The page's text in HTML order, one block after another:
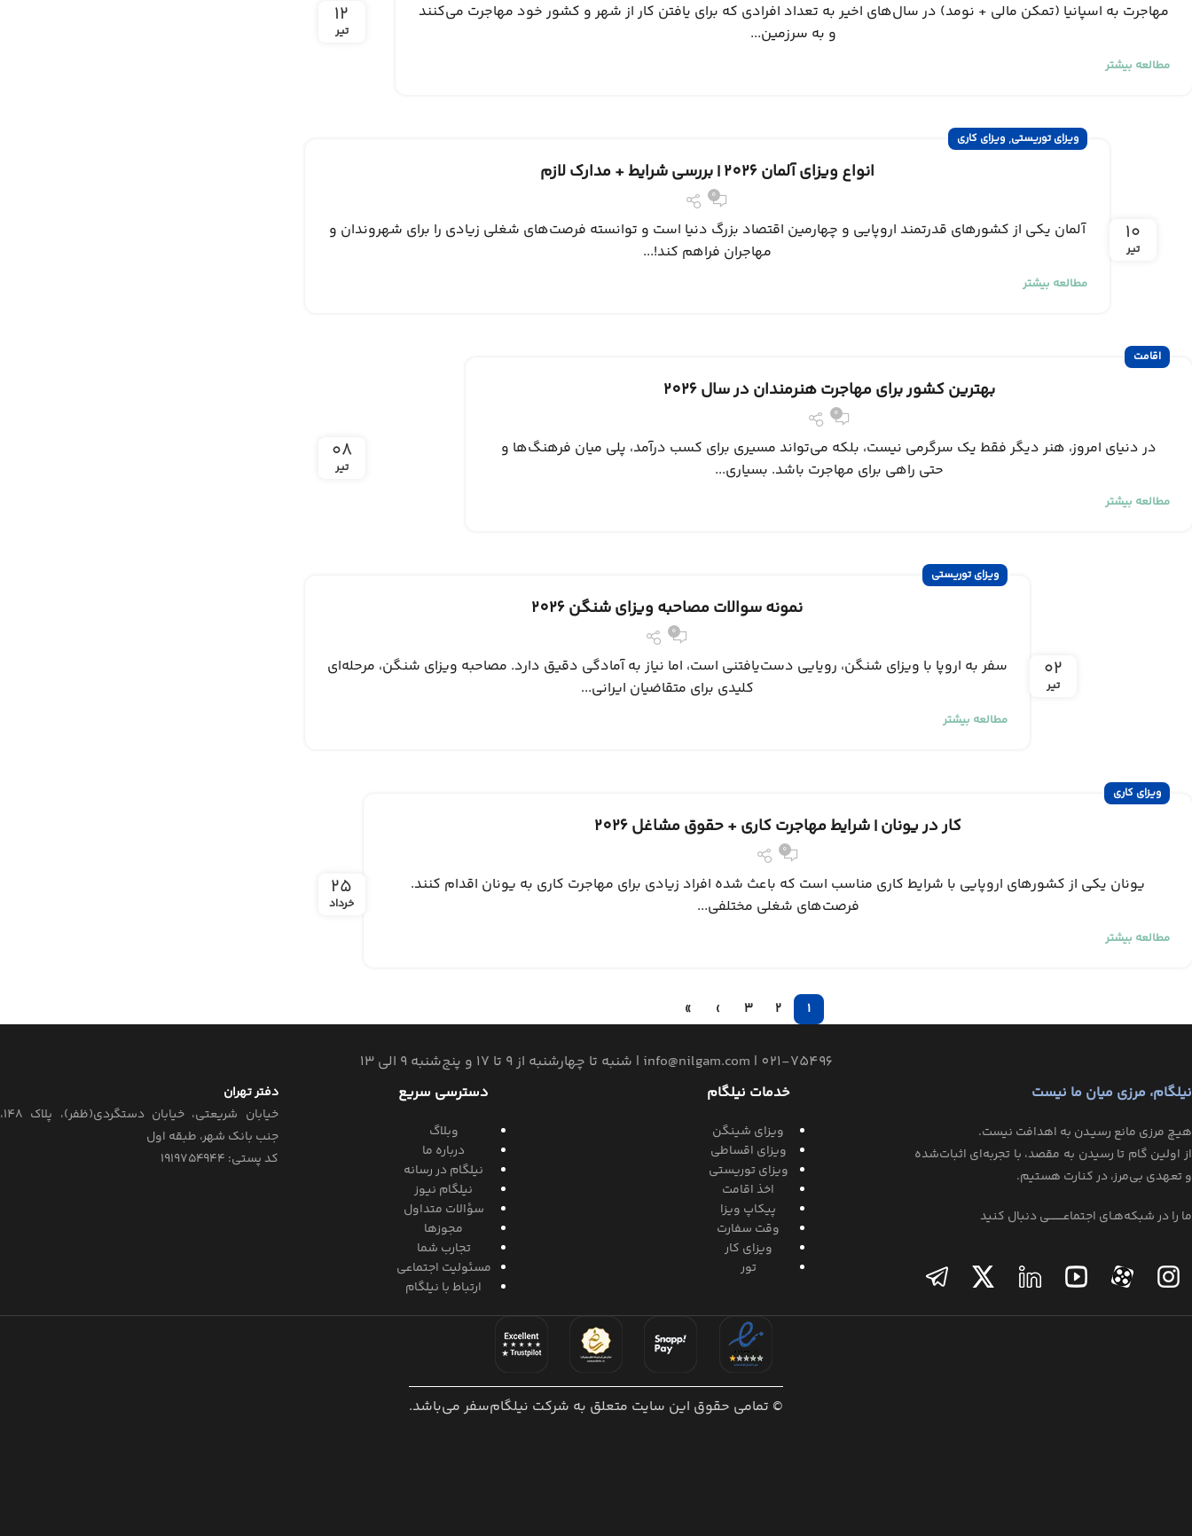
۱۲
تیر
مهاجرت به اسپانیا (تمکن مالی + نومد) در سال‌های اخیر به تعداد افرادی که برای یافتن کار از شهر و کشور خود مهاجرت می‌کنند
و به سرزمین...
مطالعه بیشتر
۱۰
تیر
ویزای توریستی, ویزای کاری
انواع ویزای آلمان 2026 | بررسی شرایط + مدارک لازم
0
آلمان یکی از کشورهای قدرتمند اروپایی و چهارمین اقتصاد بزرگ دنیا است و توانسته فرصت‌های شغلی زیادی را برای شهروندان و
مهاجران فراهم کند!...
مطالعه بیشتر
۰۸
تیر
اقامت
بهترین کشور برای مهاجرت هنرمندان در سال 2026
0
در دنیای امروز، هنر دیگر فقط یک سرگرمی نیست، بلکه می‌تواند مسیری برای کسب درآمد، پلی میان‌ فرهنگ‌ها و
حتی راهی برای مهاجرت باشد. بسیاری...
مطالعه بیشتر
۰۲
تیر
ویزای توریستی
نمونه سوالات مصاحبه ویزای شنگن 2026
0
سفر به اروپا با ویزای شنگن، رویایی دست‌یافتنی است، اما نیاز به آمادگی دقیق دارد. مصاحبه ویزای شنگن، مرحله‌ای
کلیدی برای متقاضیان ایرانی...
مطالعه بیشتر
۲۵
خرداد
ویزای کاری
کار در یونان | شرایط مهاجرت کاری + حقوق مشاغل 2026
0
یونان یکی از کشورهای اروپایی با شرایط کاری مناسب است که باعث شده افراد زیادی برای مهاجرت کاری به یونان اقدام کنند.
فرصت‌های شغلی مختلفی...
مطالعه بیشتر
1
2
3
›
»
021-75496
|
info@nilgam.com | شنبه تا چهارشنبه از 9 تا 17 و پنج‌شنبه 9 الی 13
نیلگام، مرزی میان ما نیست
هیـچ مرزی مانع رسیـدن به اهدافت نیست.
از اولین گام تا رسیدن به مقصد، با تجربه‌ای اثبات‌شده
و تعهدی بی‌مرز، در کنارت هستیم.
ما را در شبکه‌هـای اجتماعــــــــی دنبال کنید
خدمات نیلگام
ویزای شینگن
ویزای اقساطی
ویزای توریستی
اخذ اقامت
پیکاپ ویزا
وقت سفارت
ویزای کار
تور
دسترسی سریع
وبلاگ
درباره ما
نیلگام در رسانه
نیلگام نیوز
سؤالات متداول
مجوزها
تجارب شما
مسئولیت اجتماعی
ارتباط با نیلگام
دفتر تهران
خیابان‌ شریعتی، خیابان‌ دستگردی(ظفر)، پلاک 148،
جنب بانک شهر، طبقه اول
کد پستی: ۱۹۱۹۷۵۴۹۴۴
© تمامی حقوق این سایت متعلق به شرکت نیلگام‌سفر می‌باشد.